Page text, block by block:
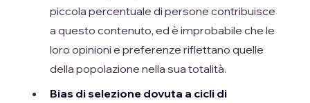
piccola percentuale di persone contribuisce
a questo contenuto, ed è improbabile che le
loro opinioni e preferenze riflettano quelle
della popolazione nella sua totalità.
Bias di selezione dovuta a cicli di